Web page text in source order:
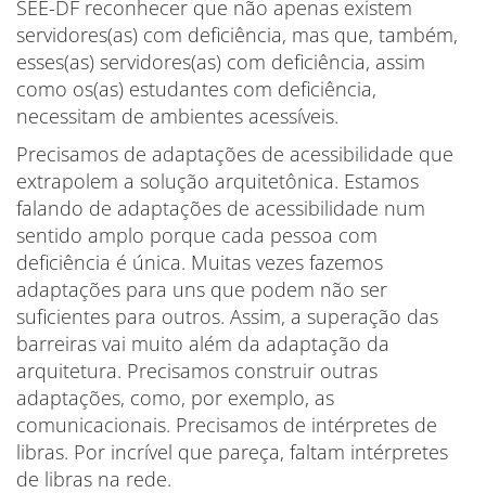
SEE-DF reconhecer que não apenas existem
servidores(as) com deficiência, mas que, também,
esses(as) servidores(as) com deficiência, assim
como os(as) estudantes com deficiência,
necessitam de ambientes acessíveis.
Precisamos de adaptações de acessibilidade que
extrapolem a solução arquitetônica. Estamos
falando de adaptações de acessibilidade num
sentido amplo porque cada pessoa com
deficiência é única. Muitas vezes fazemos
adaptações para uns que podem não ser
suficientes para outros. Assim, a superação das
barreiras vai muito além da adaptação da
arquitetura. Precisamos construir outras
adaptações, como, por exemplo, as
comunicacionais. Precisamos de intérpretes de
libras. Por incrível que pareça, faltam intérpretes
de libras na rede.